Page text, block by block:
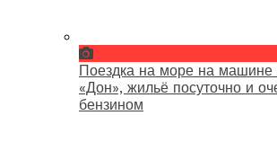
Поездка на море на
«Дон», жильё посуточно и
бензином